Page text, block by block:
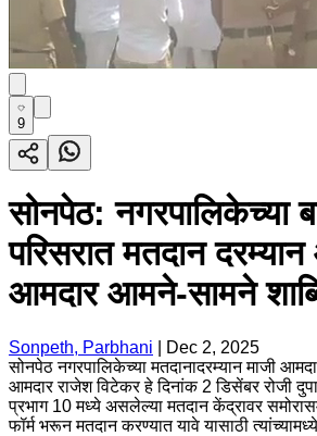
9
सोनपेठ: नगरपालिकेच्या
परिसरात मतदान
आमदार आमने-सामने
Sonpeth, Parbhani
Dec 2, 2025
सोनपेठ नगरपालिकेच्या मतदानादरम्यान माजी
आमदार राजेश विटेकर हे दिनांक 2 डिसेंबर रोजी
प्रभाग 10 मध्ये असलेल्या मतदान केंद्रावर
फॉर्म भरून मतदान करण्यात यावे यासाठी